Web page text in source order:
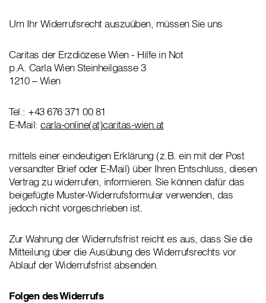
Um Ihr Widerrufsrecht auszuüben, müssen Sie uns
Caritas der Erzdiözese Wien - Hilfe in Not
p.A. Carla Wien Steinheilgasse 3
1210 – Wien
Tel.: +43 676 371 00 81
E-Mail: carla-online(at)caritas-wien.at
mittels einer eindeutigen Erklärung (z.B. ein mit der Post
versandter Brief oder E-Mail) über Ihren Entschluss, diesen
Vertrag zu widerrufen, informieren. Sie können dafür das
beigefügte Muster-Widerrufsformular verwenden, das
jedoch nicht vorgeschrieben ist.
Zur Wahrung der Widerrufsfrist reicht es aus, dass Sie die
Mitteilung über die Ausübung des Widerrufsrechts vor
Ablauf der Widerrufsfrist absenden.
Folgen des Widerrufs